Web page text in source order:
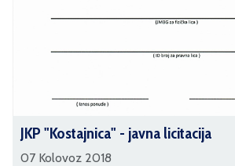
JKP "Kostajnica" - javna licitacija
07 Kolovoz 2018